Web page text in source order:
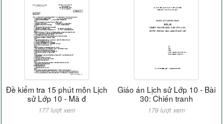
Đề kiểm tra 15 phút môn Lịch
sử Lớp 10 - Mã đ
177 lượt xem
Giáo án Lịch sử Lớp 10 - Bài
30: Chiến tranh
179 lượt xem